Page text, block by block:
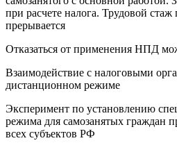
при расчете налога. Трудовой
прерывается
Отказаться от применения НПД
Взаимодействие с налоговыми
дистанционном режиме
Эксперимент по установлению
режима для самозанятых граждан
всех субъектов РФ